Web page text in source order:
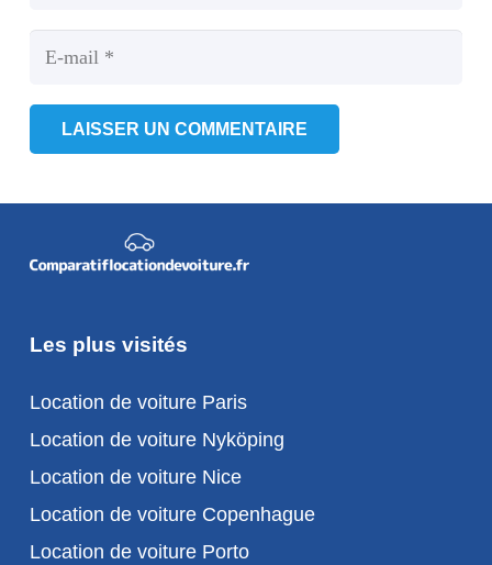
LAISSER UN COMMENTAIRE
Les plus visités
Location de voiture Paris
Location de voiture Nyköping
Location de voiture Nice
Location de voiture Copenhague
Location de voiture Porto